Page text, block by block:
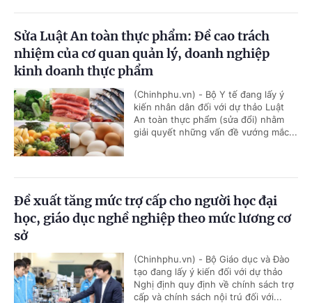
Sửa Luật An toàn thực phẩm: Đề cao trách
nhiệm của cơ quan quản lý, doanh nghiệp
kinh doanh thực phẩm
(Chinhphu.vn) - Bộ Y tế đang lấy ý
kiến nhân dân đối với dự thảo Luật
An toàn thực phẩm (sửa đổi) nhằm
giải quyết những vấn đề vướng mắc...
Đề xuất tăng mức trợ cấp cho người học đại
học, giáo dục nghề nghiệp theo mức lương cơ
sở
(Chinhphu.vn) - Bộ Giáo dục và Đào
tạo đang lấy ý kiến đối với dự thảo
Nghị định quy định về chính sách trợ
cấp và chính sách nội trú đối với...